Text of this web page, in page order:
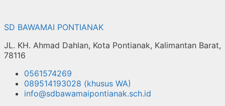
SD BAWAMAI PONTIANAK
JL. KH. Ahmad Dahlan, Kota Pontianak, Kalimantan Barat,
78116
0561574269
089514193028 (khusus WA)
info@sdbawamaipontianak.sch.id